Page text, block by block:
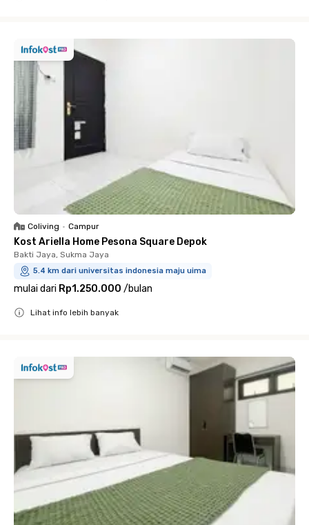
Coliving • Campur
Kost Ariella Home Pesona Square Depok
Bakti Jaya, Sukma Jaya
5.4 km dari universitas indonesia maju uima
mulai dari Rp1.250.000 /bulan
Lihat info lebih banyak